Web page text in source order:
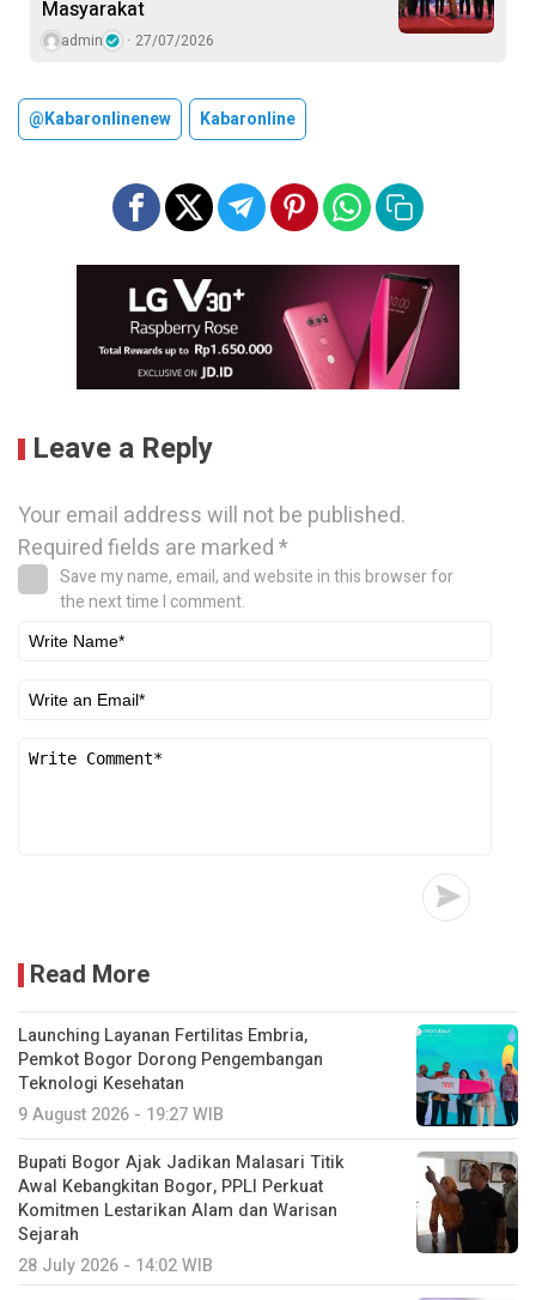
Masyarakat
admin 27/07/2026
@kabaronlinenew Kabaronline
Leave a Reply
Your email address will not be published.
Required fields are marked*
Save my name, email, and website in this browser for
the next time I comment.
Read More
Launching Layanan Fertilitas Embria,
Pemkot Bogor Dorong Pengembangan
Teknologi Kesehatan
9 August 2026 - 19:27 WIB
Bupati Bogor Ajak Jadikan Malasari Titik
Awal Kebangkitan Bogor, PPLI Perkuat
Komitmen Lestarikan Alam dan Warisan
Sejarah
28 July 2026 - 14:02 WIB